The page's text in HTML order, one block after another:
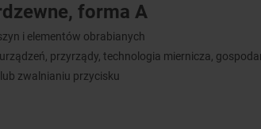
forma A
i elementów obrabianych
przyrządy, technologia miernicza,
zwalnianiu przycisku